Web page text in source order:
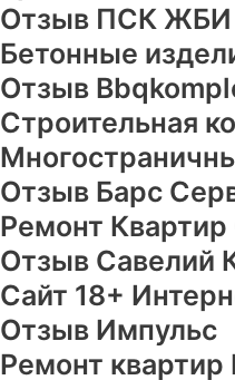
Отзыв ПСК
Бетонные
Отзыв
Строительная
Отзыв Барс
Ремонт Квартир
Отзыв Савелий
Сайт 18+
Отзыв Импульс
Ремонт